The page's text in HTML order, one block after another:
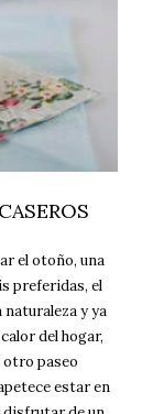
el otoño, una
preferidas, el
y ya
del hogar,
otro paseo
estar en